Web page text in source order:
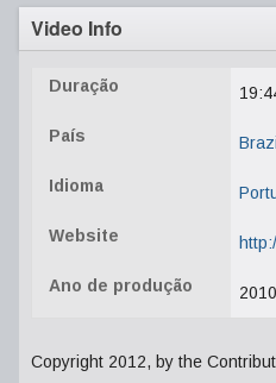
Video Info
Duração
País Brazil
Idioma
Website
Ano de produção 2010
Copyright 2012, by the